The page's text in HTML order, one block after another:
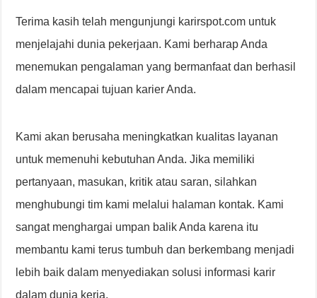
Terima kasih telah mengunjungi karirspot.com untuk
menjelajahi dunia pekerjaan. Kami berharap Anda
menemukan pengalaman yang bermanfaat dan berhasil
dalam mencapai tujuan karier Anda.
Kami akan berusaha meningkatkan kualitas layanan
untuk memenuhi kebutuhan Anda. Jika memiliki
pertanyaan, masukan, kritik atau saran, silahkan
menghubungi tim kami melalui halaman kontak. Kami
sangat menghargai umpan balik Anda karena itu
membantu kami terus tumbuh dan berkembang menjadi
lebih baik dalam menyediakan solusi informasi karir
dalam dunia kerja.